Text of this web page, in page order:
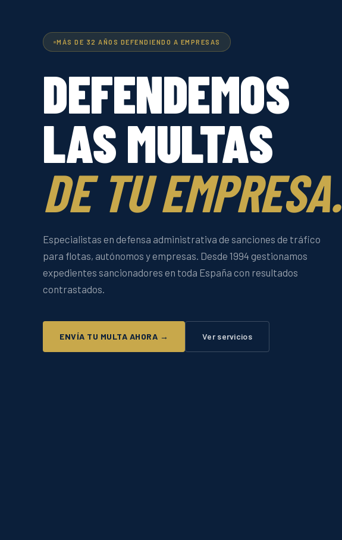
MÁS DE 32 AÑOS DEFENDIENDO A EMPRESAS
DEFENDEMOS
LAS MULTAS
DE TU EMPRESA.
Especialistas en defensa administrativa de sanciones de tráfico
para flotas, autónomos y empresas. Desde 1994 gestionamos
expedientes sancionadores en toda España con resultados
contrastados.
ENVÍA TU MULTA AHORA → Ver servicios